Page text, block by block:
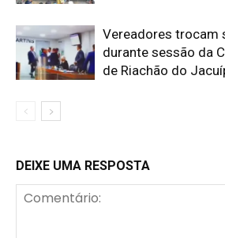
Vereadores trocam
durante sessão da
de Riachão do
DEIXE UMA RESPOSTA